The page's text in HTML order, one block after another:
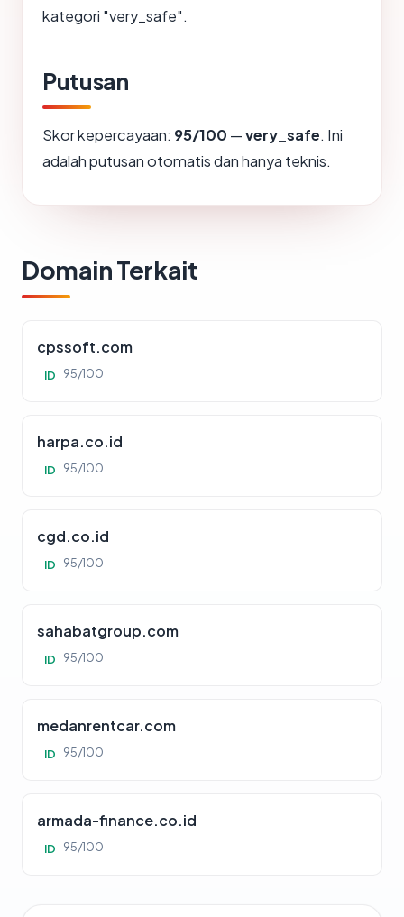
kategori "very_safe".
Putusan
Skor kepercayaan: 95/100 —very_safe. Ini
adalah putusan otomatis dan hanya teknis.
Domain Terkait
cpssoft.com
ID 95/100
harpa.co.id
ID 95/100
cgd.co.id
ID 95/100
sahabatgroup.com
ID 95/100
medanrentcar.com
ID 95/100
armada-finance.co.id
ID 95/100